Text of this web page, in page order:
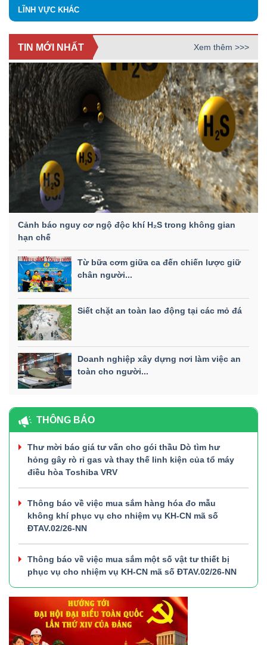
LĨNH VỰC KHÁC
TIN MỚI NHẤT Xem thêm >>>
Cảnh báo nguy cơ ngộ độc khí H₂S trong không gian
hạn chế
Từ bữa cơm giữa ca đến chiến lược giữ
chân người...
Siết chặt an toàn lao động tại các mỏ đá
Doanh nghiệp xây dựng nơi làm việc an
toàn cho người...
THÔNG BÁO
Thư mời báo giá tư vấn cho gói thầu Dò tìm hư
hỏng gây rò rỉ gas và thay thế linh kiện của tổ máy
điều hòa Toshiba VRV
Thông báo về việc mua sắm hàng hóa đo mẫu
không khí phục vụ cho nhiệm vụ KH-CN mã số
ĐTAV.02/26-NN
Thông báo về việc mua sắm một số vật tư thiết bị
phục vụ cho nhiệm vụ KH-CN mã số ĐTAV.02/26-NN